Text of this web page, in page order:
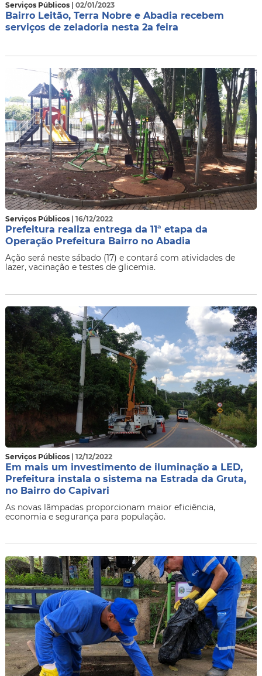
Serviços Públicos | 02/01/2023
Bairro Leitão, Terra Nobre e Abadia recebem
serviços de zeladoria nesta 2a feira
Serviços Públicos | 16/12/2022
Prefeitura realiza entrega da 11ª etapa da
Operação Prefeitura Bairro no Abadia
Ação será neste sábado (17) e contará com atividades de
lazer, vacinação e testes de glicemia.
Serviços Públicos | 12/12/2022
Em mais um investimento de iluminação a LED,
Prefeitura instala o sistema na Estrada da Gruta,
no Bairro do Capivari
As novas lâmpadas proporcionam maior eficiência,
economia e segurança para população.